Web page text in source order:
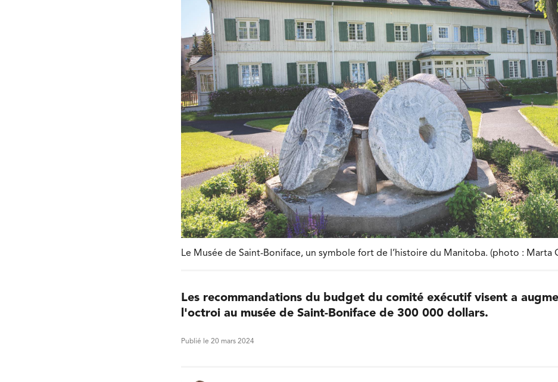
Le Musée de Saint-Boniface, un symbole fort de l’histoire du Manitoba. (photo : Marta
Les recommandations du budget du comité exécutif visent a
l'octroi au musée de Saint-Boniface de 300 000 dollars.
Publié le 20 mars 2024